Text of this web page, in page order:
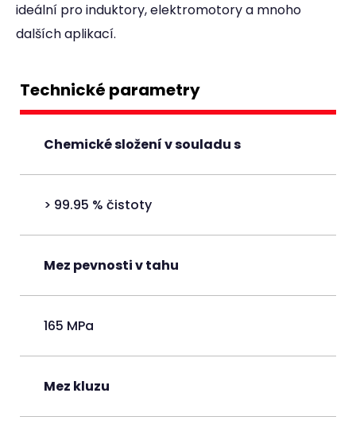
ideální pro induktory, elektromotory a mnoho
dalších aplikací.
Technické parametry
Chemické složení v souladu s
> 99.95 % čistoty
Mez pevnosti v tahu
165 MPa
Mez kluzu